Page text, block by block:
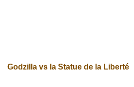
Godzilla vs la Statue de la Liberté